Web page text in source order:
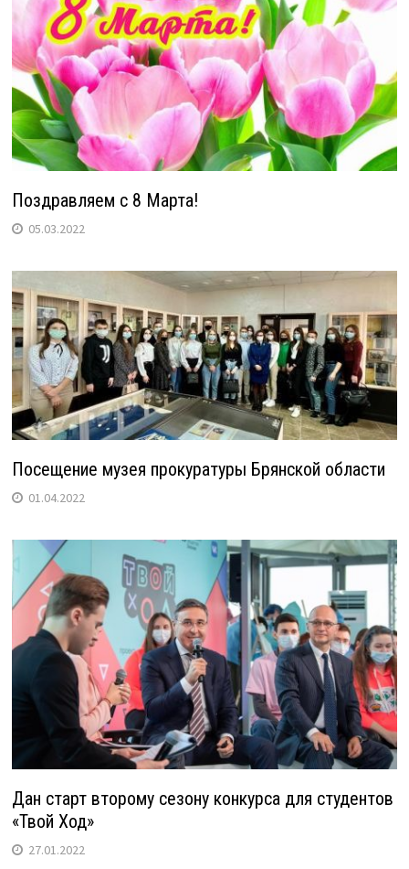
Поздравляем с 8 Марта!
05.03.2022
Посещение музея прокуратуры Брянской области
01.04.2022
Дан старт второму сезону конкурса для студентов
«Твой Ход»
27.01.2022